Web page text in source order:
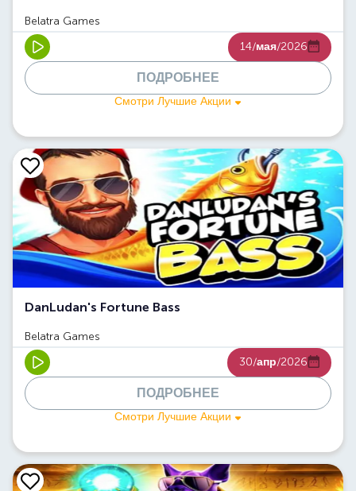
Belatra Games
14/мая/2026
ПОДРОБНЕЕ
Смотри Лучшие Акции
DanLudan's Fortune Bass
Belatra Games
30/апр/2026
ПОДРОБНЕЕ
Смотри Лучшие Акции